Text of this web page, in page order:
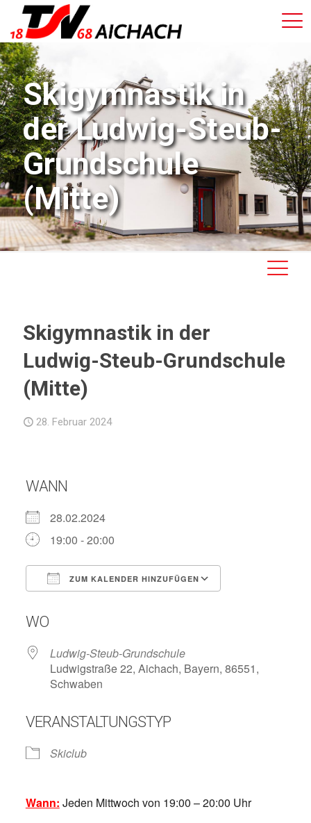
Skigymnastik in
der Ludwig-Steub-
Grundschule
(Mitte)
Skigymnastik in der
Ludwig-Steub-Grundschule
(Mitte)
28. Februar 2024
WANN
28.02.2024
19:00 - 20:00
ZUM KALENDER HINZUFÜGEN
WO
Ludwig-Steub-Grundschule
Ludwigstraße 22, Aichach, Bayern, 86551,
Schwaben
VERANSTALTUNGSTYP
Skiclub
Wann: Jeden Mittwoch von 19:00 – 20:00 Uhr